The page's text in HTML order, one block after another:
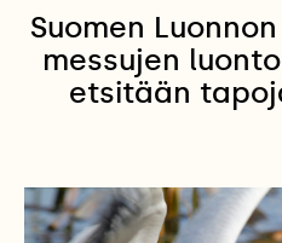
Suomen
messujen
etsitään